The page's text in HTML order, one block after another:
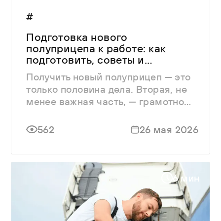
#
Подготовка нового
полуприцепа к работе: как
подготовить, советы и
рекомендации
Получить новый полуприцеп — это
только половина дела. Вторая, не
менее важная часть, — грамотно
562
26 мая 2026
6 мин